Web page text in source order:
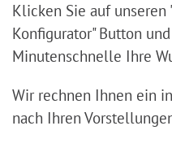
Klicken Sie auf unseren
Konfigurator" Button
Minutenschnelle Ihre
Wir rechnen Ihnen ein
nach Ihren